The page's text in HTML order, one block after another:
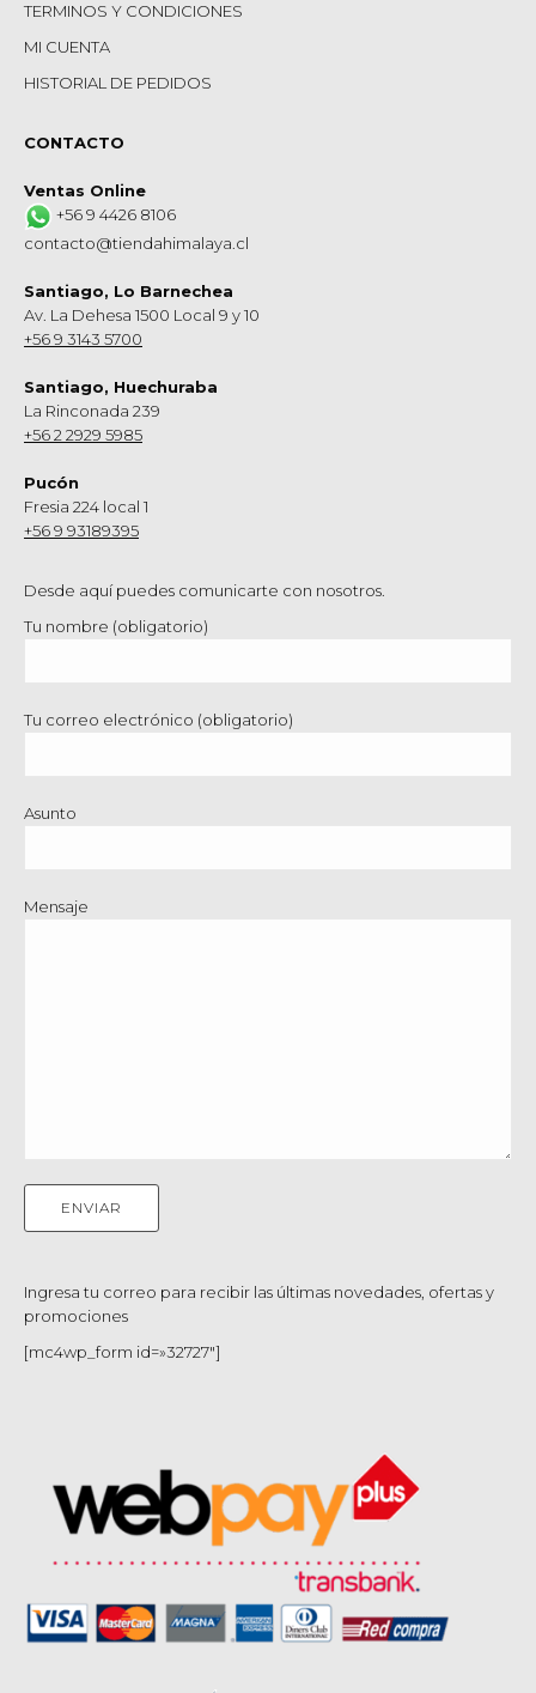
TERMINOS Y CONDICIONES
MI CUENTA
HISTORIAL DE PEDIDOS
CONTACTO
Ventas Online
+56 9 4426 8106
contacto@tiendahimalaya.cl
Santiago, Lo Barnechea
Av. La Dehesa 1500 Local 9 y 10
+56 9 3143 5700
Santiago, Huechuraba
La Rinconada 239
+56 2 2929 5985
Pucón
Fresia 224 local 1
+56 9 93189395
Desde aquí puedes comunicarte con nosotros.
Tu nombre (obligatorio)
Tu correo electrónico (obligatorio)
Asunto
Mensaje
Ingresa tu correo para recibir las últimas novedades, ofertas y
promociones
[mc4wp_form id=»32727″]